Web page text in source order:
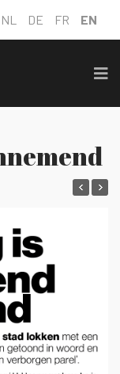
NL DE FR EN